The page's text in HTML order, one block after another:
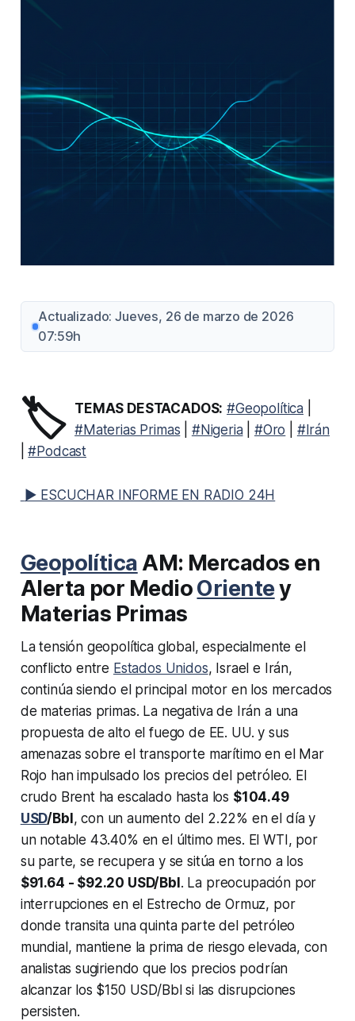
Actualizado: Jueves, 26 de marzo de 2026
07:59h
🏷️ TEMAS DESTACADOS: #Geopolítica
#Materias Primas
#Nigeria| #Oro
#Irán
|#Podcast
▶ ESCUCHAR INFORME EN RADIO 24H
Geopolítica AM: Mercados en
Alerta por MedioOrientey
Materias Primas
La tensión geopolítica global, especialmente el
conflicto entre Estados Unidos, Israel e Irán,
continúa siendo el principal motor en los mercados
de materias primas. La negativa de Irán a una
propuesta de alto el fuego de EE. UU. y sus
amenazas sobre el transporte marítimo en el Mar
Rojo han impulsado los precios del petróleo. El
crudo Brent ha escalado hasta los $104.49
USD/Bbl , con un aumento del 2.22% en el día y
un notable 43.40% en el último mes. El WTI, por
su parte, se recupera y se sitúa en torno a los
$91.64 - $92.20 USD/Bbl . La preocupación por
interrupciones en el Estrecho de Ormuz, por
donde transita una quinta parte del petróleo
mundial, mantiene la prima de riesgo elevada, con
analistas sugiriendo que los precios podrían
alcanzar los $150 USD/Bbl si las disrupciones
persisten.